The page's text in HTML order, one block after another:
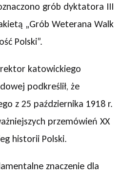
grób dyktatora III
„Grób Weterana Walk
Polski”.
katowickiego
podkreślił, że
z 25 października 1918 r.
przemówień XX
historii Polski.
znaczenie dla